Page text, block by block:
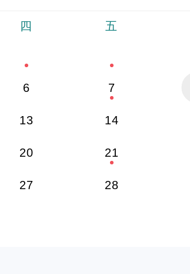
四 五
6 7
13 14
20 21
27 28